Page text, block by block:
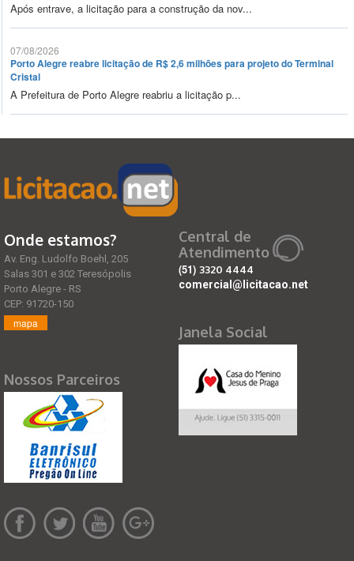
Após entrave, a licitação para a construção da nov...
07/08/2026
Porto Alegre reabre licitação de R$ 2,6 milhões para projeto do Terminal
Cristal
A Prefeitura de Porto Alegre reabriu a licitação p...
Onde estamos?
Av. Eng. Ludolfo Boehl, 205
Salas 301 e 302 Teresópolis
Porto Alegre - RS
CEP: 91720-150
mapa
Nossos Parceiros
Central de
Atendimento
(51) 3320 4444
comercial@licitacao.net
Janela Social